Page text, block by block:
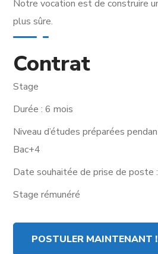
Notre vocation est de construire
plus sûre.
Contrat
Stage
Durée : 6 mois
Niveau d’études préparées
Bac+4
Date souhaitée de prise de poste
Stage rémunéré
POSTULER MAINTENANT !